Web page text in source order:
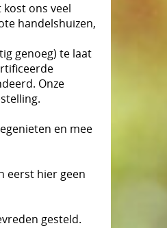
ons veel
handelshuizen,
genoeg) te laat
Onze
en mee
eerst hier geen
gesteld.